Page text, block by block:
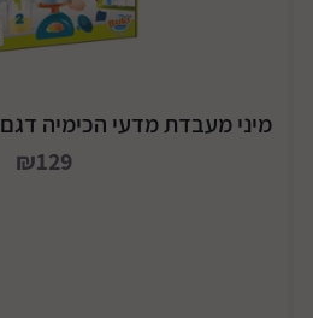
מיני מעבדת מדעי הכימיה דגם Chimie Chemistry
₪129